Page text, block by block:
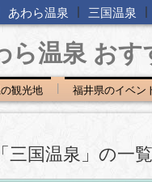
ら温泉 おす
あわら温泉 | 三国温泉 |
観光地 福井県のイベン
国温泉」の一覧